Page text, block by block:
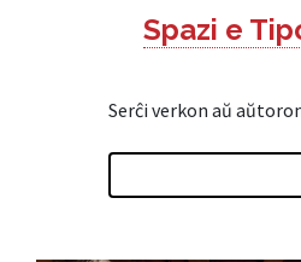
Spazi e
Serĉi verkon aŭ